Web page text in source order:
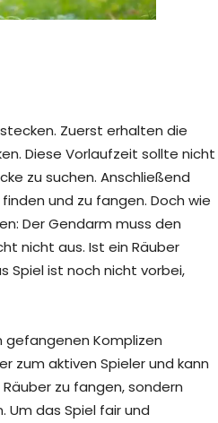
Zuerst erhalten die
Diese Vorlaufzeit sollte nicht
zu suchen. Anschließend
und zu fangen. Doch wie
Der Gendarm muss den
nicht aus. Ist ein Räuber
Spiel ist noch nicht vorbei,
gefangenen Komplizen
zum aktiven Spieler und kann
zu fangen, sondern
Um das Spiel fair und